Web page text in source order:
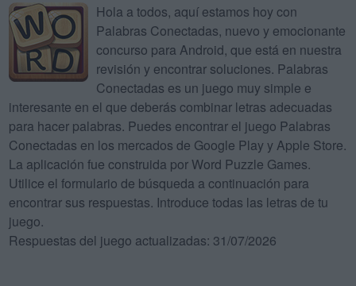
Hola a todos, aquí estamos hoy con
Palabras Conectadas, nuevo y emocionante
concurso para Android, que está en nuestra
revisión y encontrar soluciones. Palabras
Conectadas es un juego muy simple e
interesante en el que deberás combinar letras adecuadas
para hacer palabras. Puedes encontrar el juego Palabras
Conectadas en los mercados de Google Play y Apple Store.
La aplicación fue construida por Word Puzzle Games.
Utilice el formulario de búsqueda a continuación para
encontrar sus respuestas. Introduce todas las letras de tu
juego.
Respuestas del juego actualizadas: 31/07/2026